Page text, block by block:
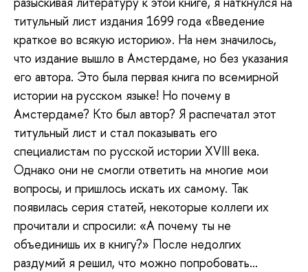
титульный лист издания 1699 года «Введение
краткое во всякую историю». На нем значилось,
что издание вышло в Амстердаме, но без указания
его автора. Это была первая книга по всемирной
истории на русском языке! Но почему в
Амстердаме? Кто был автор? Я распечатал этот
титульный лист и стал показывать его
специалистам по русской истории XVIII века.
Однако они не смогли ответить на многие мои
вопросы, и пришлось искать их самому. Так
появилась серия статей, некоторые коллеги их
прочитали и спросили: «А почему ты не
объединишь их в книгу?» После недолгих
раздумий я решил, что можно попробовать…